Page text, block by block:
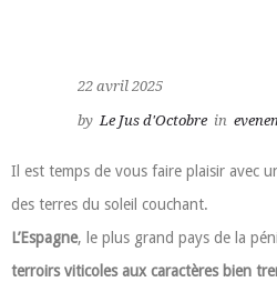
22 avril 2025
by Le Jus d'Octobre in
Il est temps de vous faire plaisir avec
des terres du soleil couchant.
L’Espagne, le plus grand pays de la
terroirs viticoles aux caractères bien